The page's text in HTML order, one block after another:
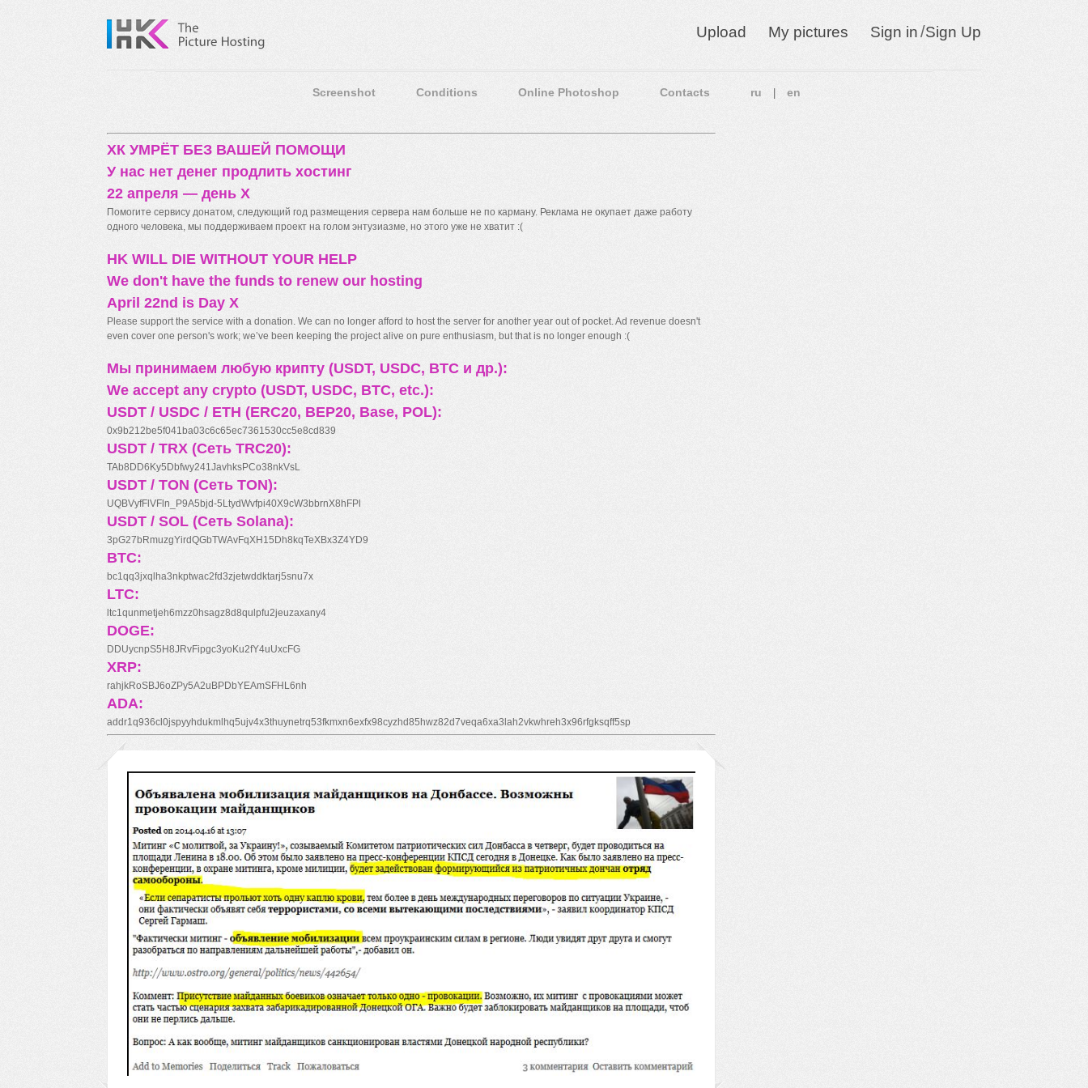
Upload My pictures Sign in/Sign Up
Screenshot Conditions Online Photoshop Contacts ru en
ХК УМРЁТ БЕЗ ВАШЕЙ ПОМОЩИ
У нас нет денег продлить хостинг
22 апреля — день X
Помогите сервису донатом, следующий год размещения сервера нам больше не по карману. Реклама не окупает даже работу
одного человека, мы поддерживаем проект на голом энтузиазме, но этого уже не хватит :(
HK WILL DIE WITHOUT YOUR HELP
We don't have the funds to renew our hosting
April 22nd is Day X
Please support the service with a donation. We can no longer afford to host the server for another year out of pocket. Ad revenue doesn't
even cover one person's work; we’ve been keeping the project alive on pure enthusiasm, but that is no longer enough :(
Мы принимаем любую крипту (USDT, USDC, BTC и др.):
We accept any crypto (USDT, USDC, BTC, etc.):
USDT / USDC / ETH (ERC20, BEP20, Base, POL):
0x9b212be5f041ba03c6c65ec7361530cc5e8cd839
USDT / TRX (Сеть TRC20):
TAb8DD6Ky5Dbfwy241JavhksPCo38nkVsL
USDT / TON (Сеть TON):
UQBVyfFlVFln_P9A5bjd-5LtydWvfpi40X9cW3bbrnX8hFPl
USDT / SOL (Сеть Solana):
3pG27bRmuzgYirdQGbTWAvFqXH15Dh8kqTeXBx3Z4YD9
BTC:
bc1qq3jxqlha3nkptwac2fd3zjetwddktarj5snu7x
LTC:
ltc1qunmetjeh6mzz0hsagz8d8qulpfu2jeuzaxany4
DOGE:
DDUycnpS5H8JRvFipgc3yoKu2fY4uUxcFG
XRP:
rahjkRoSBJ6oZPy5A2uBPDbYEAmSFHL6nh
ADA:
addr1q936cl0jspyyhdukmlhq5ujv4x3thuynetrq53fkmxn6exfx98cyzhd85hwz82d7veqa6xa3lah2vkwhreh3x96rfgksqff5sp